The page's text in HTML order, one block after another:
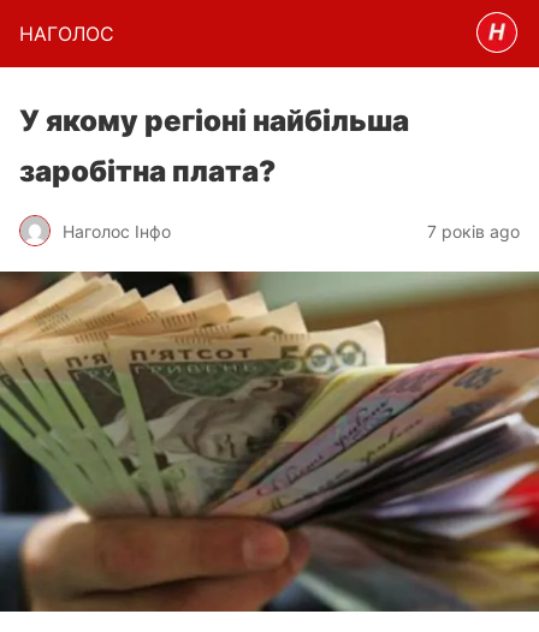
НАГОЛОC
У якому регіоні найбільша
заробітна плата?
Наголос Інфо 7 років ago